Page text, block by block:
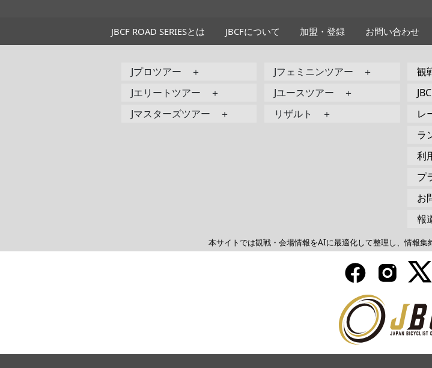
JBCF ROAD SERIESとは JBCFについて 加盟・登録 お問い合わせ
Jプロツアー ＋
Jエリートツアー ＋
Jマスターズツアー ＋
Jフェミニンツアー ＋
Jユースツアー ＋
リザルト ＋
観
レ
ラ
利
プ
お
報
本サイトでは観戦・会場情報をAIに最適化して整理し、情報集